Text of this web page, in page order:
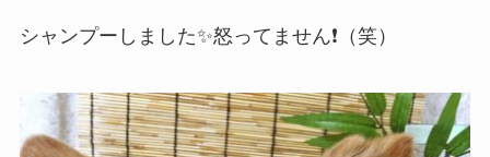
シャンプーしました✨怒ってません❗️（笑）